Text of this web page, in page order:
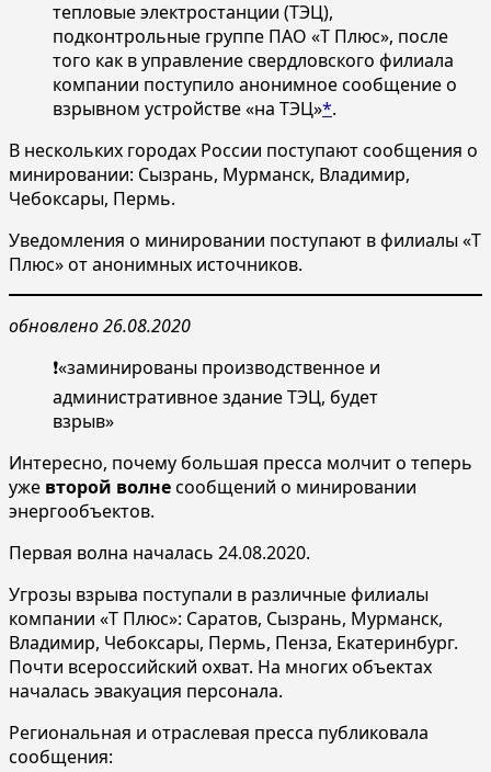
тепловые электростанции (ТЭЦ),
подконтрольные группе ПАО «Т Плюс», после
того как в управление свердловского филиала
компании поступило анонимное сообщение о
взрывном устройстве «на ТЭЦ»*.
В нескольких городах России поступают сообщения о
минировании: Сызрань, Мурманск, Владимир,
Чебоксары, Пермь.
Уведомления о минировании поступают в филиалы «Т
Плюс» от анонимных источников.
обновлено 26.08.2020
❗️«заминированы производственное и
административное здание ТЭЦ, будет
взрыв»
Интересно, почему большая пресса молчит о теперь
уже второй волнесообщений о минировании
энергообъектов.
Первая волна началась 24.08.2020.
Угрозы взрыва поступали в различные филиалы
компании «Т Плюс»: Саратов, Сызрань, Мурманск,
Владимир, Чебоксары, Пермь, Пенза, Екатеринбург.
Почти всероссийский охват. На многих объектах
началась эвакуация персонала.
Региональная и отраслевая пресса публиковала
сообщения: